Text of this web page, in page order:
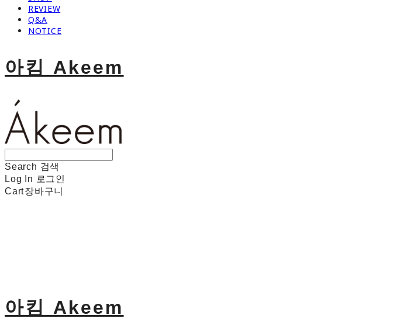
REVIEW
Q&A
NOTICE
아킴 Akeem
Search 검색
Log In 로그인
Cart장바구니
아킴 Akeem